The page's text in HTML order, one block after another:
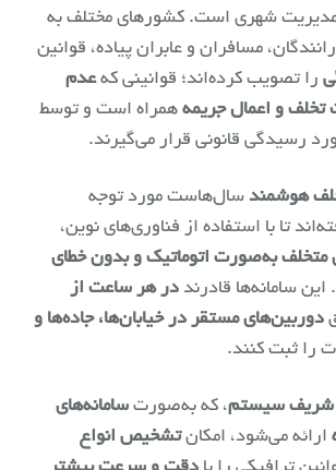
شهری است. کشورهای مختلف به
مسافران و عابران پیاده، قوانین
را تصویب کرده‌اند؛ قوانینی کهعدم
تخلف و اعمال جریمه همراه است و توسط
رسیدگی قانونی قرار می‌گیرند.
هوشمند سال‌هاست مورد توجه
تا با استفاده از فناوری‌های نوین،
متخلف به‌صورت اتوماتیک و بدون خطای
این سامانه‌ها قادرند در هر ساعت از
دوربین‌های مستقر در خیابان‌ها، جاده‌ها و
را ثبت کنند.
شریف سیستم، که به‌صورت سامانه‌های
ارائه می‌شود، امکانتشخیص انواع